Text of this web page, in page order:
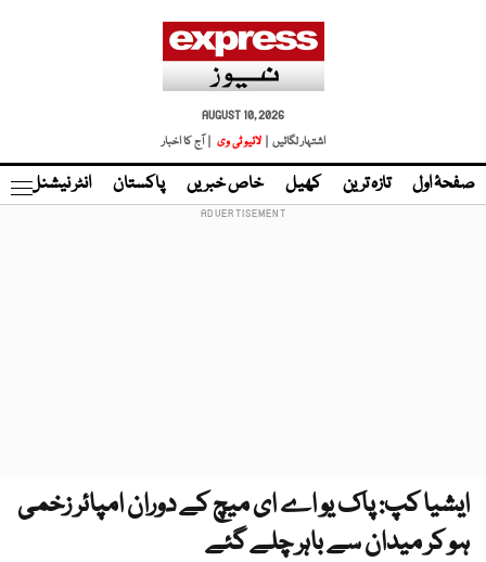
AUGUST 10, 2026
اشتہار لگائیں |
لائیو ٹی وی | آج کا اخبار
صفحۂ اول تازہ ترین کھیل خاص خبریں پاکستان انٹر نیشنل
ایشیا کپ: پاک یو اے ای میچ کے دوران امپائر زخمی
ہو کر میدان سے باہر چلے گئے